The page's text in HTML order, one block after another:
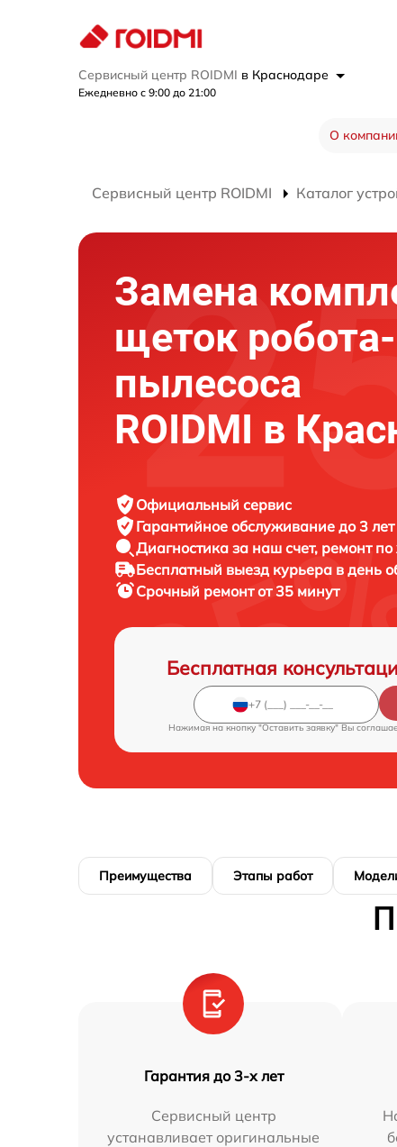
Сервисный центр ROIDMI в Краснодаре
Ежедневно с 9:00 до 21:00
О
Сервисный центр ROIDMI Каталог
Замена
щеток робота-
пылесоса
ROIDMI в
Официальный сервис
Гарантийное обслуживание до 3 лет
Диагностика за наш счет, ремонт
Бесплатный выезд курьера в день
Срочный ремонтот 35 минут
Бесплатная
Нажимая на кнопку "Оставить заявку" Вы
Преимущества Этапы работ
Гарантия до 3-х лет
Сервисный центр
устанавливает оригинальные